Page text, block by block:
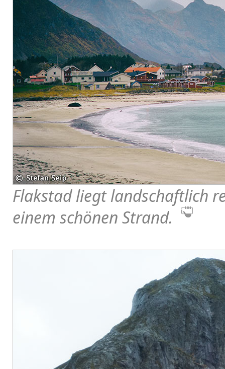
Flakstad liegt landschaftlich
einem schönen Strand.